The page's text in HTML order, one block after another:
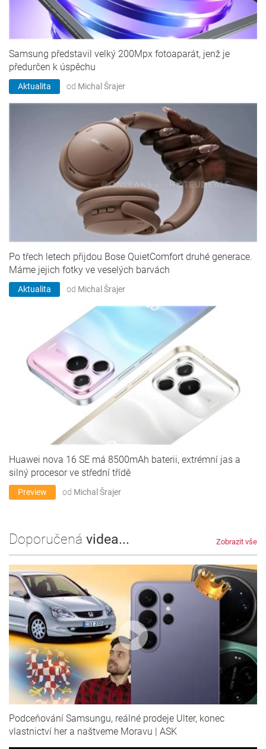
Samsung představil velký 200Mpx fotoaparát, jenž je
předurčen k úspěchu
Aktualita od Michal Šrajer
Po třech letech přijdou Bose QuietComfort druhé generace.
Máme jejich fotky ve veselých barvách
Aktualita od Michal Šrajer
Huawei nova 16 SE má 8500mAh baterii, extrémní jas a
silný procesor ve střední třídě
Preview od Michal Šrajer
Doporučená videa... Zobrazit vše
Podceňování Samsungu, reálné prodeje Ulter, konec
vlastnictví her a naštveme Moravu | ASK